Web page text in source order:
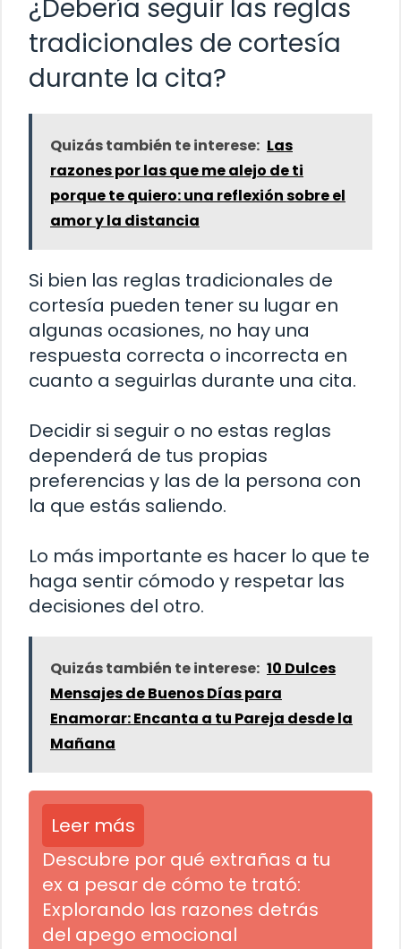
¿Debería seguir las reglas
tradicionales de cortesía
durante la cita?
Quizás también te interese: Las
razones por las que me alejo de ti
porque te quiero: una reflexión sobre el
amor y la distancia
Si bien las reglas tradicionales de
cortesía pueden tener su lugar en
algunas ocasiones, no hay una
respuesta correcta o incorrecta en
cuanto a seguirlas durante una cita.
Decidir si seguir o no estas reglas
dependerá de tus propias
preferencias y las de la persona con
la que estás saliendo.
Lo más importante es hacer lo que te
haga sentir cómodo y respetar las
decisiones del otro.
Quizás también te interese: 10 Dulces
Mensajes de Buenos Días para
Enamorar: Encanta a tu Pareja desde la
Mañana
Leer más
Descubre por qué extrañas a tu
ex a pesar de cómo te trató:
Explorando las razones detrás
del apego emocional